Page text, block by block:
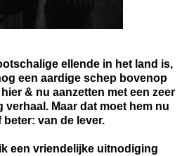
ellende in het land is,
een aardige schep bovenop
& nu aanzetten met een zeer
Maar dat moet hem nu
beter: van de lever.
een vriendelijke uitnodiging